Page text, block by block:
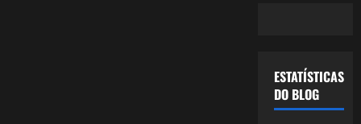
ESTATÍSTICAS
DO BLOG